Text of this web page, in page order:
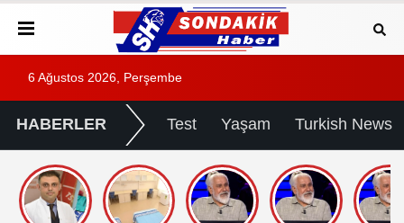
6 Ağustos 2026, Perşembe
HABERLER Test Yaşam Turkish News